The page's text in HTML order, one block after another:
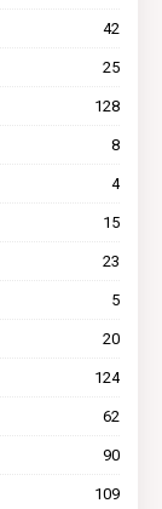
42
25
128
8
4
15
23
5
20
124
62
90
109